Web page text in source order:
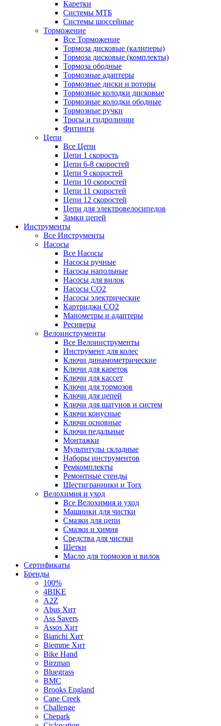
Каретки
Системы МТБ
Системы шоссейные
Торможение
Все Торможение
Тормоза дисковые (калиперы)
Тормоза дисковые (комплекты)
Тормоза ободные
Тормозные адаптеры
Тормозные диски и роторы
Тормозные колодки дисковые
Тормозные колодки ободные
Тормозные ручки
Тросы и гидролинии
Фитинги
Цепи
Все Цепи
Цепи 1 скорость
Цепи 6-8 скоростей
Цепи 9 скоростей
Цепи 10 скоростей
Цепи 11 скоростей
Цепи 12 скоростей
Цепи для электровелосипедов
Замки цепей
Инструменты
Все Инструменты
Насосы
Все Насосы
Насосы ручные
Насосы напольные
Насосы для вилок
Насосы CO2
Насосы электрические
Картриджи CO2
Манометры и адаптеры
Ресиверы
Велоинструменты
Все Велоинструменты
Инструмент для колес
Ключи динамометрические
Ключи для кареток
Ключи для кассет
Ключи для тормозов
Ключи для цепей
Ключи для шатунов и систем
Ключи конусные
Ключи основные
Ключи педальные
Монтажки
Мультитулы складные
Наборы инструментов
Ремкомплекты
Ремонтные стенды
Шестигранники и Torx
Велохимия и уход
Все Велохимия и уход
Машинки для чистки
Смазки для цепи
Смазки и химия
Средства для чистки
Щетки
Масло для тормозов и вилок
Сертификаты
Бренды
100%
4BIKE
A2Z
Abus Хит
Ass Savers
Assos Хит
Bianchi Хит
Biemme Хит
Bike Hand
Birzman
Bluegrass
BMC
Brooks England
Cane Creek
Challenge
Chepark